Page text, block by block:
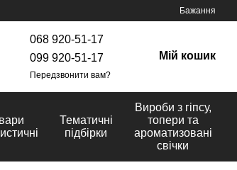
Бажання
068 920-51-17
099 920-51-17
Передзвонити вам?
Мій кошик
Тематичні
підбірки
Вироби з гіпсу,
топери та
ароматизовані
свічки